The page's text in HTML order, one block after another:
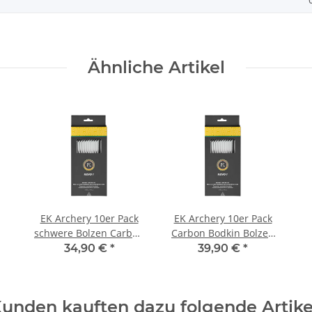
Ähnliche Artikel
EK Archery 10er Pack
schwere Bolzen Carbon
6,5 Zoll für Armbrust
34,90 € *
EK Archery 10er Pack
Carbon Bodkin Bolzen
6,5 Zoll für Armbrust
39,90 € *
kauften dazu folgende